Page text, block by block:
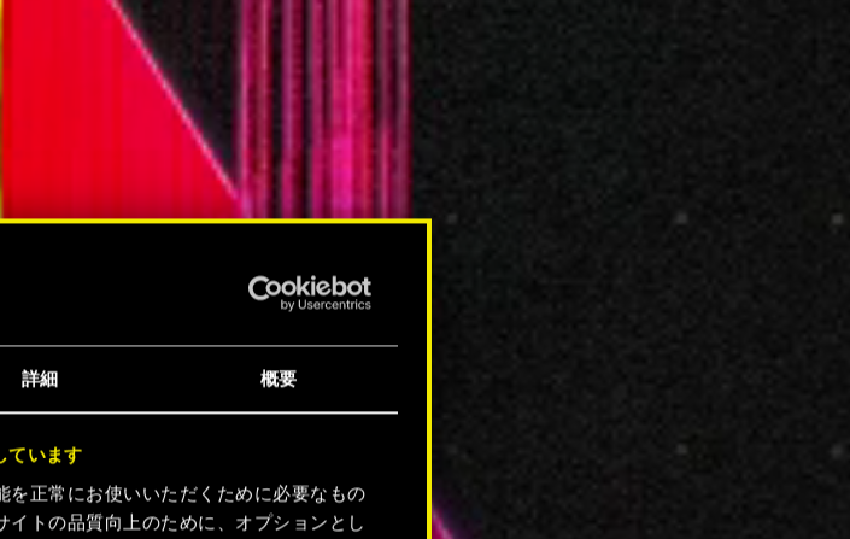
詳細 概要
ています
正常にお使いいただくために必要なもの
トの品質向上のために、オプションとし